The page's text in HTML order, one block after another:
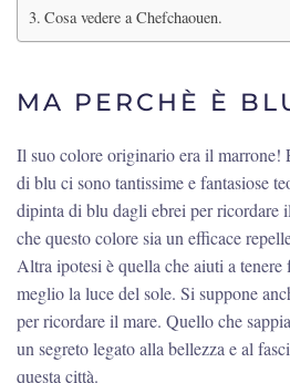
Cosa vedere a Chefchaouen.
MA PERCHÈ È
Il suo colore originario era il marrone!
di blu ci sono tantissime e fantasiose
dipinta di blu dagli ebrei per ricordare
che questo colore sia un efficace
Altra ipotesi è quella che aiuti a tenere
meglio la luce del sole. Si suppone
per ricordare il mare. Quello che
un segreto legato alla bellezza e al
questa città.